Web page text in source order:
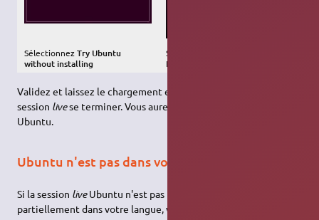
SélectionnezTry Ubuntu
without installing
Sélectionnez la langue puis
Essayer Ubuntu
Validez et laissez le chargement en mémoire vive (RAM) de la
session livese terminer. Vous aurez alors un beau bureau
Ubuntu.
Ubuntu n'est pas dans votre langue
Si la session liveUbuntu n'est pas totalement ou que
partiellement dans votre langue, voir